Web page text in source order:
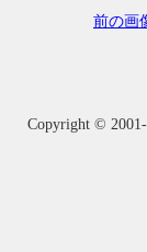
前の画
Copyright ©